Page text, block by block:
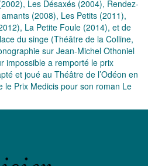
Les Désaxés (2004), Rendez-
(2008), Les Petits (2011),
La Petite Foule (2014), et de
du singe (Théâtre de la Colline,
sur Jean-Michel Othoniel
impossible a remporté le prix
et joué au Théâtre de l’Odéon en
le Prix Medicis pour son roman Le